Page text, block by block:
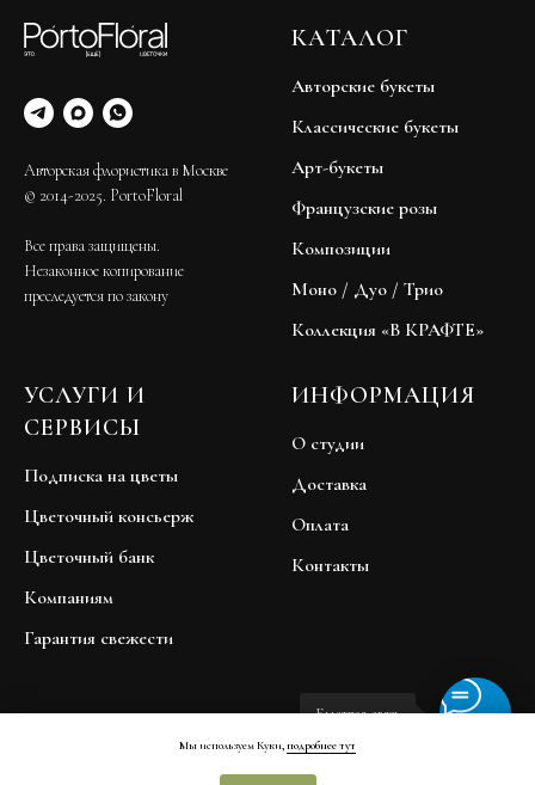
Быстрая связь
Мы используем Куки,подробнее тут
Авторская флористика в Москве
© 2014-2025. PortoFloral
Все права защищены.
Незаконное копирование
преследуется по закону
КАТАЛОГ
Авторские букеты
Классические букеты
Арт-букеты
Французские розы
Композиции
Моно / Дуо / Трио
Коллекция «В КРАФТЕ»
УСЛУГИ И
СЕРВИСЫ
Подписка на цветы
Цветочный консьерж
Цветочный банк
Компаниям
Гарантия свежести
ИНФОРМАЦИЯ
О студии
Доставка
Оплата
Контакты